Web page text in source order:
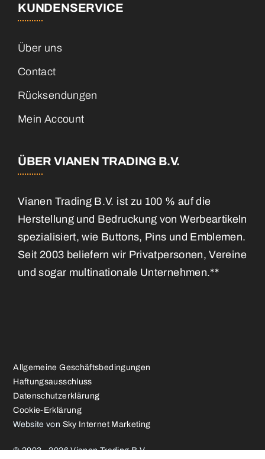
KUNDENSERVICE
Über uns
Contact
Rücksendungen
Mein Account
ÜBER VIANEN TRADING B.V.
Vianen Trading B.V. ist zu 100 % auf die
Herstellung und Bedruckung von Werbeartikeln
spezialisiert, wie Buttons, Pins und Emblemen.
Seit 2003 beliefern wir Privatpersonen, Vereine
und sogar multinationale Unternehmen.**
Allgemeine Geschäftsbedingungen
Haftungsausschluss
Datenschutzerklärung
Cookie-Erklärung
Website von Sky Internet Marketing
© 2003 - 2026 Vianen Trading B.V